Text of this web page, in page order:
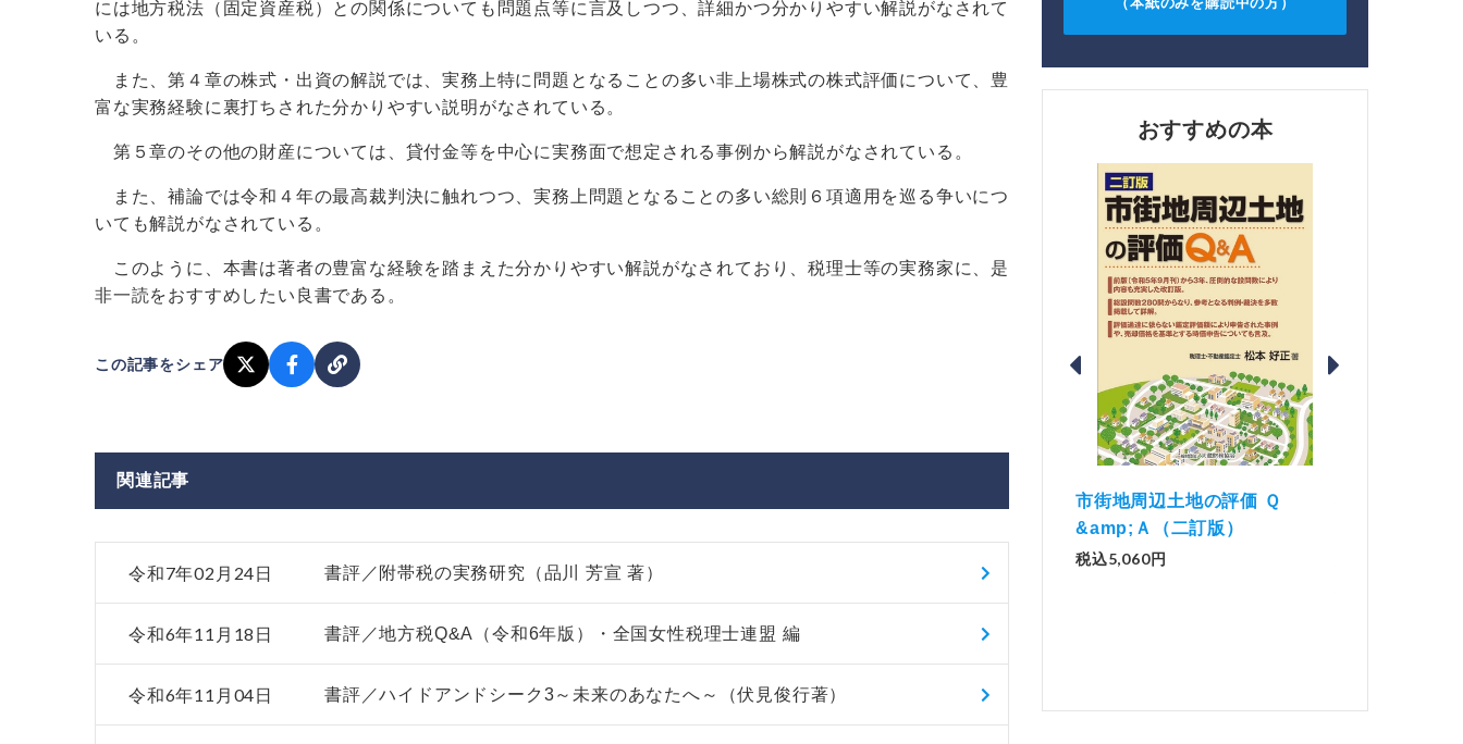
には地方税法（固定資産税）との関係についても問題点等に言及しつつ、詳細かつ分かりやすい解説がなされて
いる。
また、第４章の株式・出資の解説では、実務上特に問題となることの多い非上場株式の株式評価について、豊
富な実務経験に裏打ちされた分かりやすい説明がなされている。
第５章のその他の財産については、貸付金等を中心に実務面で想定される事例から解説がなされている。
また、補論では令和４年の最高裁判決に触れつつ、実務上問題となることの多い総則６項適用を巡る争いにつ
いても解説がなされている。
このように、本書は著者の豊富な経験を踏まえた分かりやすい解説がなされており、税理士等の実務家に、是
非一読をおすすめしたい良書である。
この記事をシェア
関連記事
令和7年02月24日 書評／附帯税の実務研究（品川 芳宣 著）
令和6年11月18日 書評／地方税Q&A（令和6年版）・全国女性税理士連盟 編
令和6年11月04日 書評／ハイドアンドシーク3～未来のあなたへ～（伏見俊行著）
おすすめの本
解説とQ&amp;Aでわかる 電子
帳簿等保存制度の実務（改訂
版）